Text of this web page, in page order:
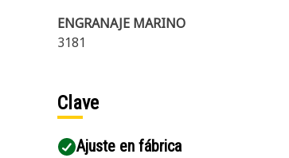
ENGRANAJE MARINO
3181
Clave
Ajuste en fábrica